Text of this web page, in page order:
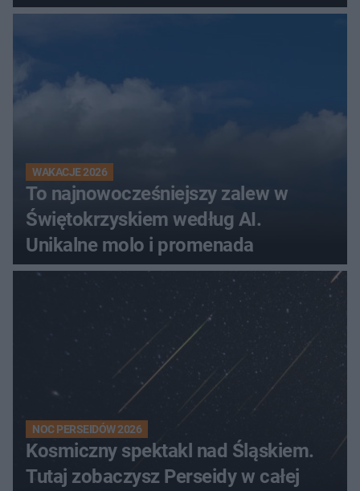
Świętokrzyskiem
WAKACJE 2026
To najnowocześniejszy zalew w
Świętokrzyskiem według AI.
Unikalne molo i promenada
NOC PERSEIDÓW 2026
Kosmiczny spektakl nad Śląskiem.
Tutaj zobaczysz Perseidy w całej